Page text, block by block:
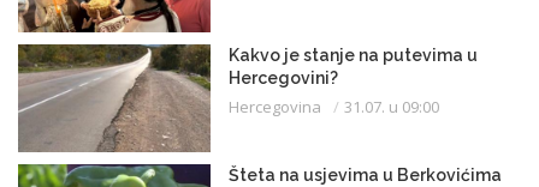
Kakvo je stanje na putevima u
Hercegovini?
Hercegovina 31.07. u 09:00
Šteta na usjevima u Berkovićima